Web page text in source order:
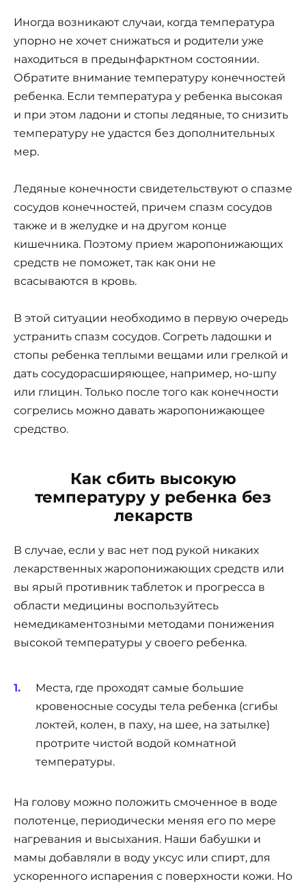
Иногда возникают случаи, когда температура
упорно не хочет снижаться и родители уже
находиться в предынфарктном состоянии.
Обратите внимание температуру конечностей
ребенка. Если температура у ребенка высокая
и при этом ладони и стопы ледяные, то снизить
температуру не удастся без дополнительных
мер.
Ледяные конечности свидетельствуют о спазме
сосудов конечностей, причем спазм сосудов
также и в желудке и на другом конце
кишечника. Поэтому прием жаропонижающих
средств не поможет, так как они не
всасываются в кровь.
В этой ситуации необходимо в первую очередь
устранить спазм сосудов. Согреть ладошки и
стопы ребенка теплыми вещами или грелкой и
дать сосудорасширяющее, например, но-шпу
или глицин. Только после того как конечности
согрелись можно давать жаропонижающее
средство.
Как сбить высокую
температуру у ребенка без
лекарств
В случае, если у вас нет под рукой никаких
лекарственных жаропонижающих средств или
вы ярый противник таблеток и прогресса в
области медицины воспользуйтесь
немедикаментозными методами понижения
высокой температуры у своего ребенка.
Места, где проходят самые большие
кровеносные сосуды тела ребенка (сгибы
локтей, колен, в паху, на шее, на затылке)
протрите чистой водой комнатной
температуры.
На голову можно положить смоченное в воде
полотенце, периодически меняя его по мере
нагревания и высыхания. Наши бабушки и
мамы добавляли в воду уксус или спирт, для
ускоренного испарения с поверхности кожи. Но